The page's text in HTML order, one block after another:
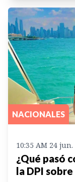
NACIONALES
10:35 AM 24 jun.
¿Qué pasó
la DPI